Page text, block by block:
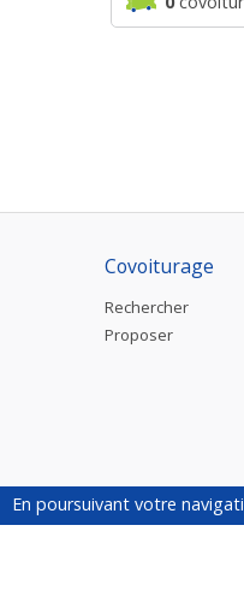
Covoiturage
Rechercher
Proposer
En poursuivant votre